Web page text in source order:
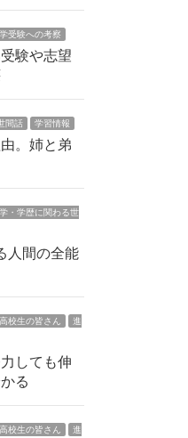
受験への考察
験や志望
間話 学習情報
。姉と弟
・学歴に関わる世
人間の全能
高校生の皆さん
進
しても伸
る
高校生の皆さん
進